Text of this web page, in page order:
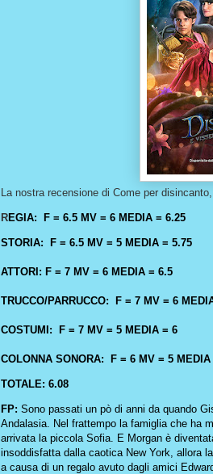
La nostra recensione di Come per
REGIA: F = 6.5 MV = 6 MEDIA = 6.25
STORIA: F = 6.5 MV = 5 MEDIA = 5.75
ATTORI: F = 7 MV = 6 MEDIA = 6.5
TRUCCO/PARRUCCO: F = 7 MV = 6
COSTUMI: F = 7 MV = 5 MEDIA = 6
COLONNA SONORA: F = 6 MV = 5 MEDIA
TOTALE: 6.08
FP: Sono passati un pò di anni da quando
Andalasia. Nel frattempo la famiglia che ha
arrivata la piccola Sofia. E Morgan è
insoddisfatta dalla caotica New York, allora
a causa di un regalo avuto dagli amici